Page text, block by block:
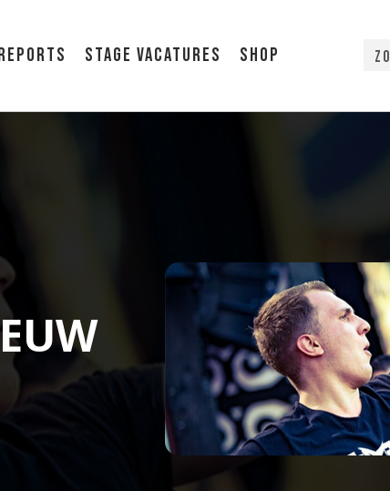
Stage vacatures Shop